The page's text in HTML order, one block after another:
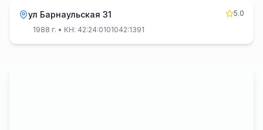
ул Барнаульская 31
5.0
1988 г. • КН: 42:24:0101042:1391